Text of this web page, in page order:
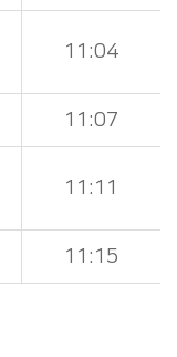
11:04
11:07
11:11
11:15